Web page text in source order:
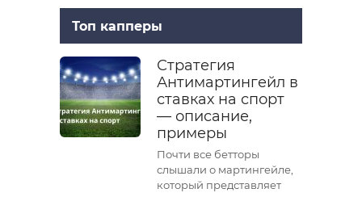
Топ капперы
Стратегия
Антимартингейл в
ставках на спорт
— описание,
примеры
Почти все бетторы
слышали о мартингейле,
который представляет